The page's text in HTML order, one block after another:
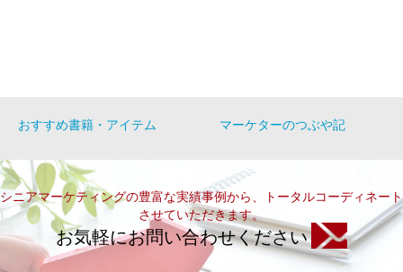
おすすめ書籍・アイテム マーケターのつぶや記
シニアマーケティングの豊富な実績事例から、トータルコーディネート
させていただきます。
お気軽にお問い合わせください